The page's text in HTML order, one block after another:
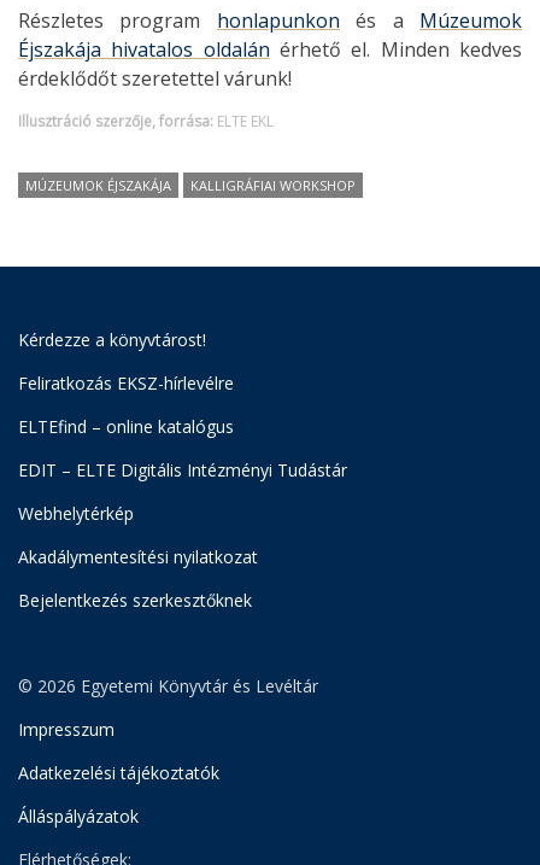
Részletes program honlapunkon és a Múzeumok
Éjszakája hivatalos oldalán érhető el. Minden kedves
érdeklődőt szeretettel várunk!
Illusztráció szerzője, forrása: ELTE EKL
MÚZEUMOK ÉJSZAKÁJA KALLIGRÁFIAI WORKSHOP
Kérdezze a könyvtárost!
Feliratkozás EKSZ-hírlevélre
ELTEfind – online katalógus
EDIT – ELTE Digitális Intézményi Tudástár
Webhelytérkép
Akadálymentesítési nyilatkozat
Bejelentkezés szerkesztőknek
© 2026 Egyetemi Könyvtár és Levéltár
Impresszum
Adatkezelési tájékoztatók
Álláspályázatok
Elérhetőségek: